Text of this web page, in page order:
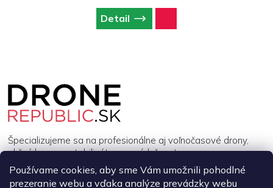
Používame cookies, aby sme Vám umožnili pohodlné
prezeranie webu a vďaka analýze prevádzky webu
Detail
e
Špecializujeme sa na profesionálne aj voľnočasové drony,
akčné kamery, stabilizátory a príslušenstvo.